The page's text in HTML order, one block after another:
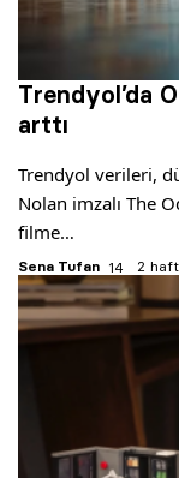
Trendyol’da
arttı
Trendyol verileri,
Nolan imzalı The
filme…
Sena Tufan 2